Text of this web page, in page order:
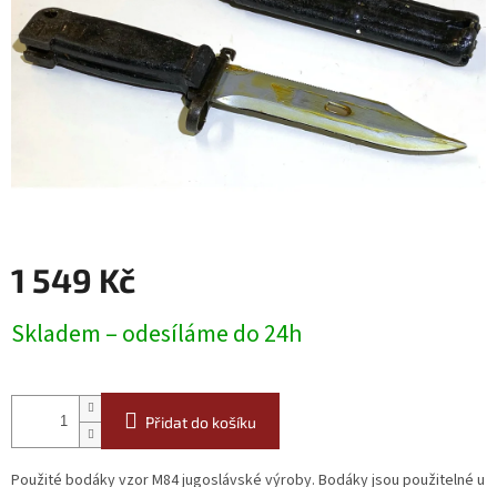
1 549 Kč
cena:
Skladem – odesíláme do 24h
Přidat do košíku
Použité bodáky vzor M84 jugoslávské výroby. Bodáky jsou použitelné u